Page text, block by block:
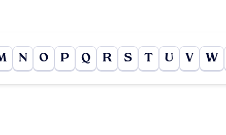
N O P Q R S T U V W